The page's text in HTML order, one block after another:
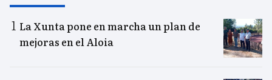
La Xunta pone en marcha un plan de
mejoras en el Aloia